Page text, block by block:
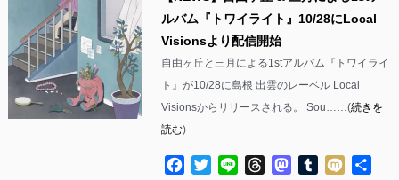
ルバム『トワイライト』10/28にLocal
Visionsより配信開始
自由ヶ丘と三月による1stアルバム『トワイライ
ト』が10/28に島根 出雲のレーベル Local
Visionsからリリースされる。 Sou……(続きを
読む)
Facebook
TwitterLine ThreadsMastodon
Tumblr
Mixi